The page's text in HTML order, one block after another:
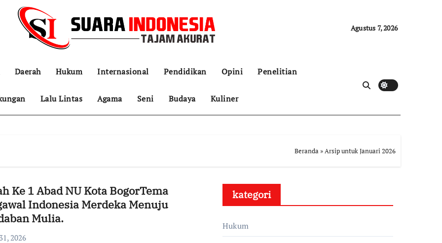
Agustus 7, 2026
Daerah Hukum Internasional Pendidikan Opini Penelitian
Lalu Lintas Agama Seni Budaya Kuliner
Beranda » Arsip untuk Januari 2026
Ke 1 Abad NU Kota BogorTema
Indonesia Merdeka Menuju
Mulia.
2026
kategori
Hukum